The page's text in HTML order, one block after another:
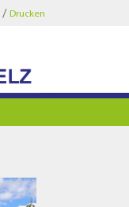
Drucken